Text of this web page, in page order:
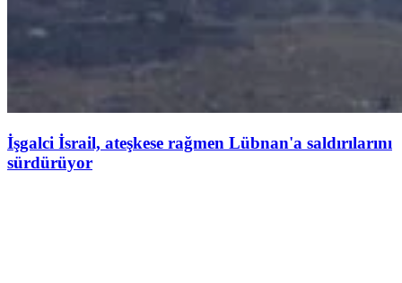
İşgalci İsrail, ateşkese rağmen Lübnan'a saldırılarını
sürdürüyor